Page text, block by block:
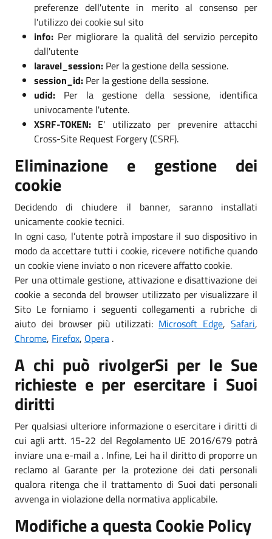
preferenze dell'utente in merito al consenso per
l'utilizzo dei cookie sul sito
info: Per migliorare la qualità del servizio percepito
dall'utente
laravel_session: Per la gestione della sessione.
session_id: Per la gestione della sessione.
udid: Per la gestione della sessione, identifica
univocamente l'utente.
XSRF-TOKEN: E' utilizzato per prevenire attacchi
Cross-Site Request Forgery (CSRF).
Eliminazione e gestione dei
cookie
Decidendo di chiudere il banner, saranno installati
unicamente cookie tecnici.
In ogni caso, l’utente potrà impostare il suo dispositivo in
modo da accettare tutti i cookie, ricevere notifiche quando
un cookie viene inviato o non ricevere affatto cookie.
Per una ottimale gestione, attivazione e disattivazione dei
cookie a seconda del browser utilizzato per visualizzare il
Sito Le forniamo i seguenti collegamenti a rubriche di
aiuto dei browser più utilizzati: Microsoft Edge,Safari,
Chrome, Firefox, Opera .
A chi può rivolgerSi per le Sue
richieste e per esercitare i Suoi
diritti
Per qualsiasi ulteriore informazione o esercitare i diritti di
cui agli artt. 15-22 del Regolamento UE 2016/679 potrà
inviare una e-mail a . Infine, Lei ha il diritto di proporre un
reclamo al Garante per la protezione dei dati personali
qualora ritenga che il trattamento di Suoi dati personali
avvenga in violazione della normativa applicabile.
Modifiche a questa Cookie Policy